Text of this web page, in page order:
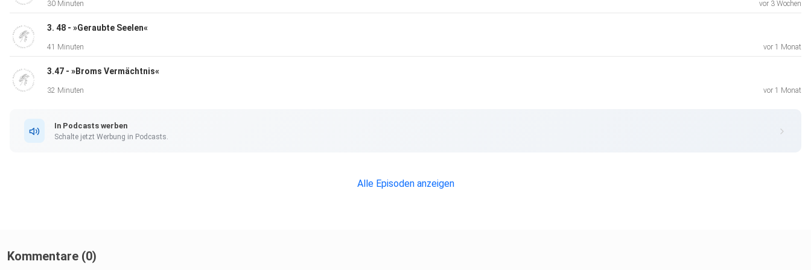
30 Minuten vor 3 Wochen
3. 48 - »Geraubte Seelen«
41 Minuten vor 1 Monat
3.47 - »Broms Vermächtnis«
32 Minuten vor 1 Monat
In Podcasts werben
Schalte jetzt Werbung in Podcasts.
Alle Episoden anzeigen
Kommentare (0)